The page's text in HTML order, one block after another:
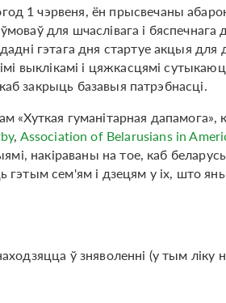
1 чэрвеня, ён прысвечаны
для шчаслівага і бяспечнага
гэтага дня стартуе акцыя для
выклікамі і цяжкасцямі
закрыць базавыя патрэбнасці.
«Хуткая гуманітарная дапамога»,
, Association of Belarusians in
накіраваны на тое, каб
сем'ям і дзецям у іх, што яны
ў зняволенні (у тым ліку